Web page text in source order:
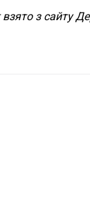
взято з сайту